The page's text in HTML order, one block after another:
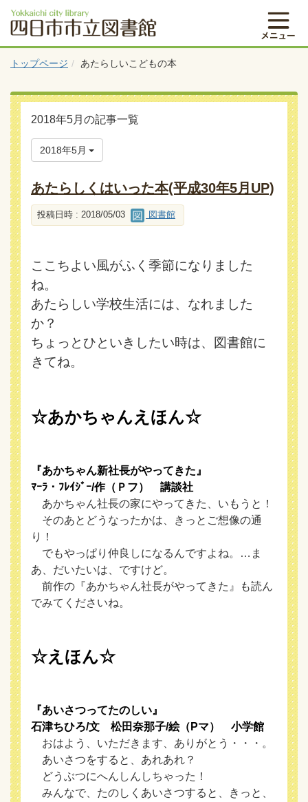
トップページ あたらしいこどもの本
2018年5月の記事一覧
2018年5月
あたらしくはいった本(平成30年5月UP)
投稿日時 : 2018/05/03 図書館
ここちよい風がふく季節になりました
ね。
あたらしい学校生活には、なれました
か？
ちょっとひといきしたい時は、図書館に
きてね。
☆あかちゃんえほん☆
『あかちゃん新社長がやってきた』
ﾏｰﾗ・ﾌﾚｲｼﾞｰ/作（Ｐフ） 講談社
あかちゃん社長の家にやってきた、いもうと！
そのあとどうなったかは、きっとご想像の通
り！
でもやっぱり仲良しになるんですよね。…ま
あ、だいたいは、ですけど。
前作の『あかちゃん社長がやってきた』も読ん
でみてくださいね。
☆えほん☆
『あいさつってたのしい』
石津ちひろ/文 松田奈那子/絵（Pマ） 小学館
おはよう、いただきます、ありがとう・・・。
あいさつをすると、あれあれ？
どうぶつにへんしんしちゃった！
みんなで、たのしくあいさつすると、きっと、